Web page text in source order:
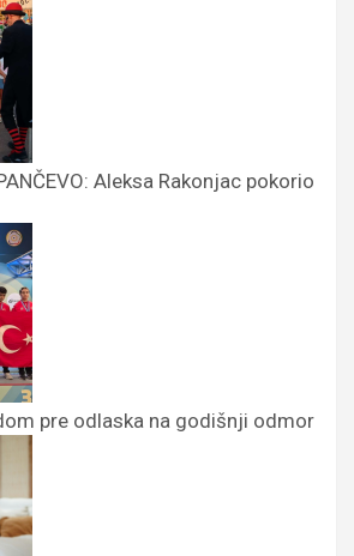
Aleksa Rakonjac pokorio
pre odlaska na godišnji odmor